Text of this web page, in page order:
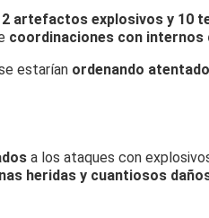
2 artefactos explosivos y 10
coordinaciones con internos
estarían ordenando
a los ataques con
heridas y cuantiosos